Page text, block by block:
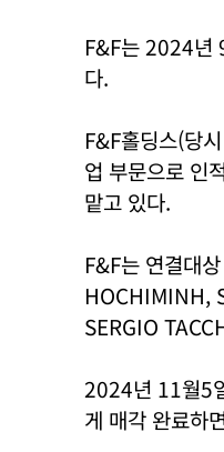
F&F는 2024년
다.
F&F홀딩스(당
업 부문으로 인
맡고 있다.
F&F는 연결대
HOCHIMINH,
SERGIO
2024년 11월5
게 매각 완료하